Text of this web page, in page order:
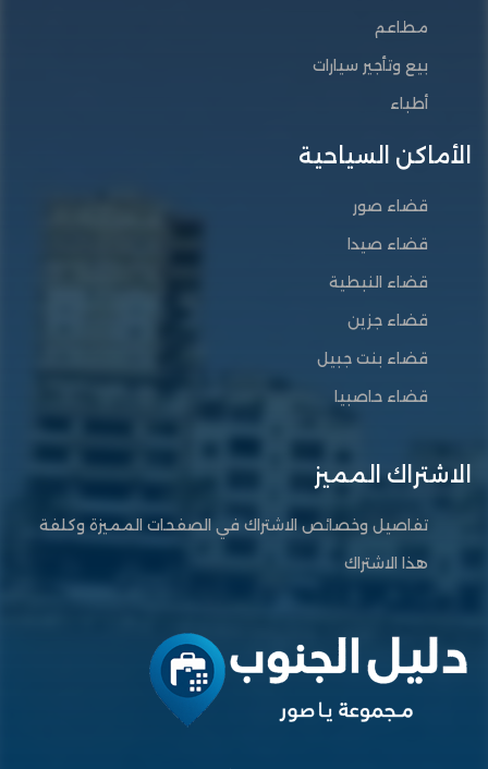
مطاعم
بيع وتأجير سيارات
أطباء
الأماكن السياحية
قضاء صور
قضاء صيدا
قضاء النبطية
قضاء جزين
قضاء بنت جبيل
قضاء حاصبيا
الاشتراك المميز
تفاصيل وخصائص الاشتراك في الصفحات المميزة وكلفة
هذا الاشتراك